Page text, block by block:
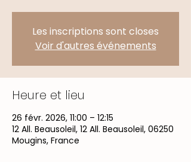
Les inscriptions sont closes
Voir d'autres événements
Heure et lieu
26 févr. 2026, 11:00 – 12:15
12 All. Beausoleil, 12 All. Beausoleil, 06250
Mougins, France